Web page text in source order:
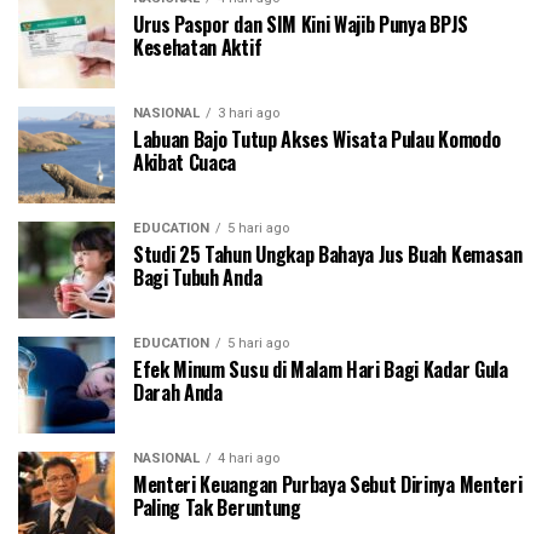
Urus Paspor dan SIM Kini Wajib Punya BPJS
Kesehatan Aktif
NASIONAL 3 hari ago
Labuan Bajo Tutup Akses Wisata Pulau Komodo
Akibat Cuaca
EDUCATION 5 hari ago
Studi 25 Tahun Ungkap Bahaya Jus Buah Kemasan
Bagi Tubuh Anda
EDUCATION 5 hari ago
Efek Minum Susu di Malam Hari Bagi Kadar Gula
Darah Anda
NASIONAL 4 hari ago
Menteri Keuangan Purbaya Sebut Dirinya Menteri
Paling Tak Beruntung